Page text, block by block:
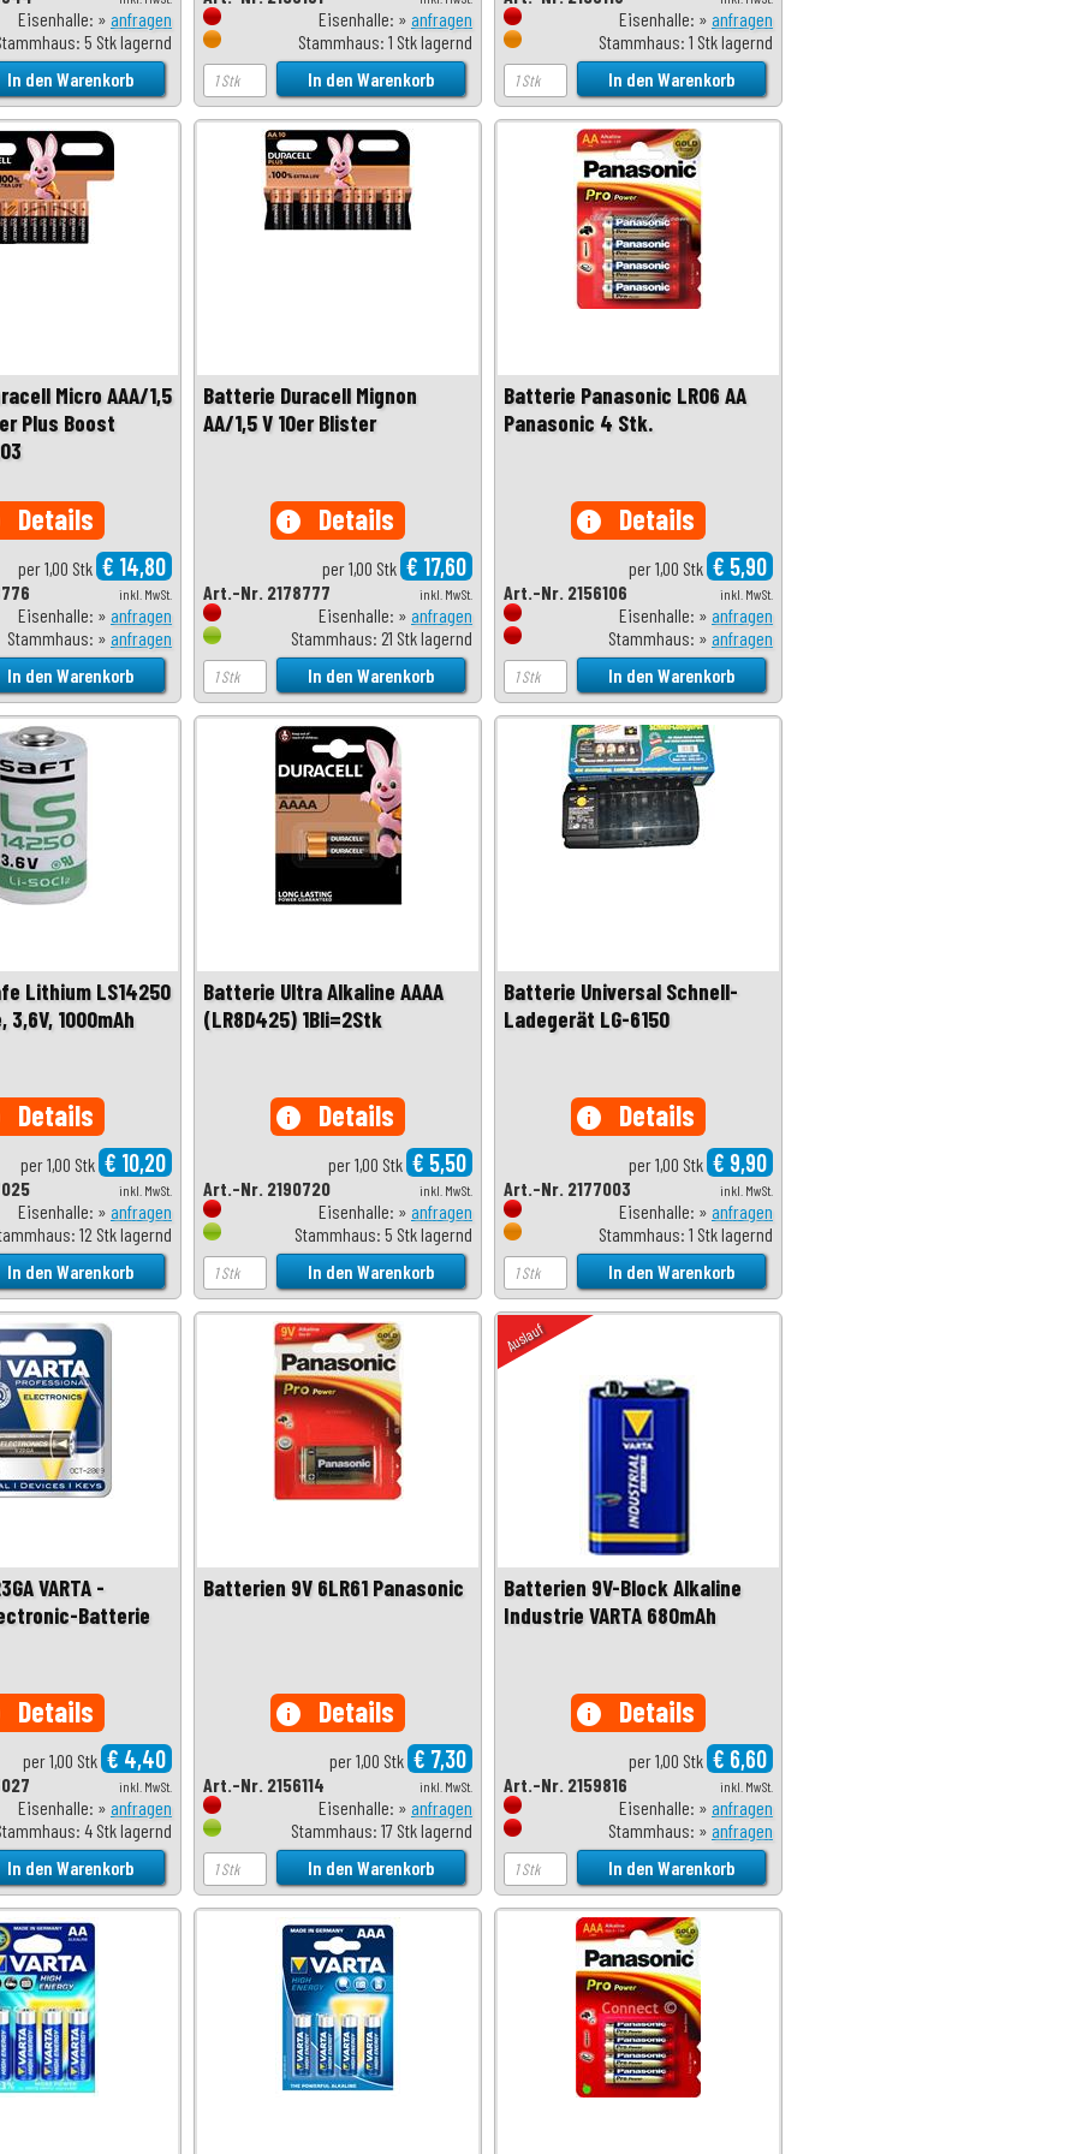
Eisenhalle: » anfragen
5 Stk lagernd
Eisenhalle: » anfragen
Stammhaus: 1 Stk lagernd
Eisenhalle: » anfragen
Stammhaus: 1 Stk lagernd
Micro AAA/1,5
Plus Boost
Details
per 1,00 Stk € 14,80
inkl. MwSt.
Eisenhalle: » anfragen
Stammhaus: » anfragen
Batterie Duracell Mignon
AA/1,5 V 10er Blister
info Details
per 1,00 Stk € 17,60
inkl. MwSt.
Art.-Nr. 2178777
Eisenhalle: » anfragen
Stammhaus: 21 Stk lagernd
Batterie Panasonic LR06 AA
Panasonic 4 Stk.
info Details
per 1,00 Stk € 5,90
inkl. MwSt.
Art.-Nr. 2156106
Eisenhalle: » anfragen
Stammhaus: » anfragen
Lithium LS14250
3,6V, 1000mAh
Details
per 1,00 Stk € 10,20
inkl. MwSt.
Eisenhalle: » anfragen
12 Stk lagernd
Batterie Ultra Alkaline AAAA
(LR8D425) 1Bli=2Stk
info Details
per 1,00 Stk € 5,50
inkl. MwSt.
Art.-Nr. 2190720
Eisenhalle: » anfragen
Stammhaus: 5 Stk lagernd
Batterie Universal Schnell-
Ladegerät LG-6150
info Details
per 1,00 Stk € 9,90
inkl. MwSt.
Art.-Nr. 2177003
Eisenhalle: » anfragen
Stammhaus: 1 Stk lagernd
VARTA -
Batterie
Details
per 1,00 Stk € 4,40
inkl. MwSt.
Eisenhalle: » anfragen
4 Stk lagernd
Batterien 9V 6LR61 Panasonic
info Details
per 1,00 Stk € 7,30
inkl. MwSt.
Art.-Nr. 2156114
Eisenhalle: » anfragen
Stammhaus: 17 Stk lagernd
Auslauf
Batterien 9V-Block Alkaline
Industrie VARTA 680mAh
info Details
per 1,00 Stk € 6,60
inkl. MwSt.
Art.-Nr. 2159816
Eisenhalle: » anfragen
Stammhaus: » anfragen